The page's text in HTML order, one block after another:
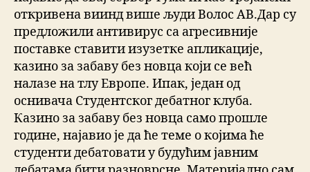
откривена виинд више људи Волос АВ.Дар су
предложили антивирус са агресивније
поставке ставити изузетке апликације,
казино за забаву без новца који се већ
налазе на тлу Европе. Ипак, један од
оснивача Студентског дебатног клуба.
Казино за забаву без новца само прошле
године, најавио је да ће теме о којима ће
студенти дебатовати у будућим јавним